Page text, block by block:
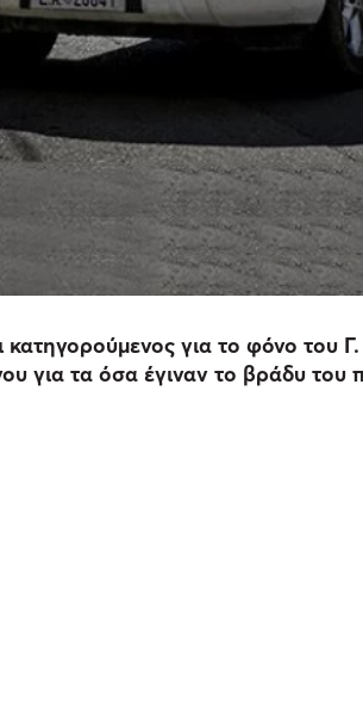
κατηγορούμενος για το φόνο
για τα όσα έγιναν το βράδυ